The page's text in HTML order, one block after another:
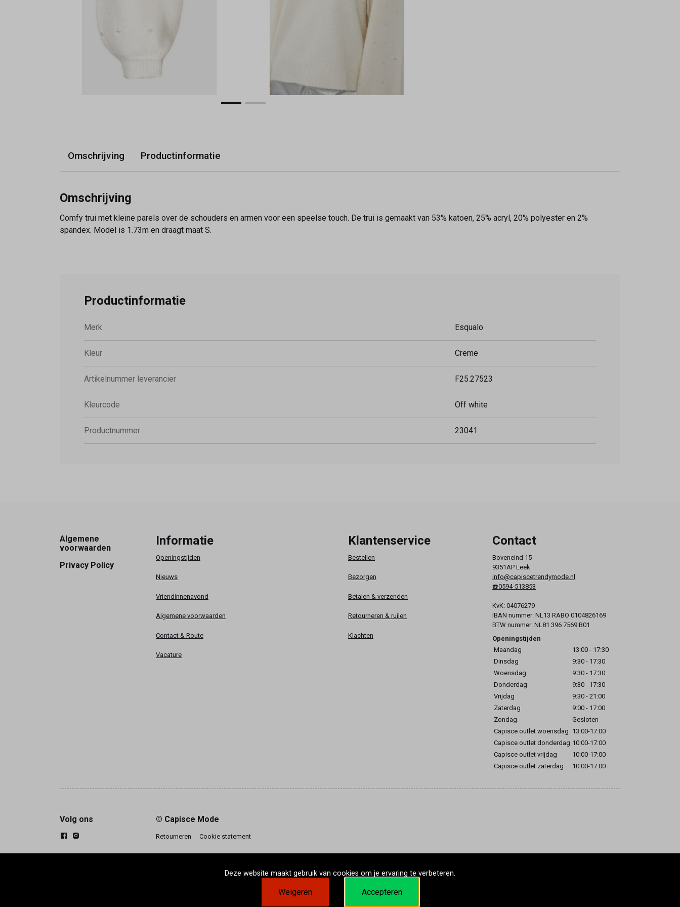
Omschrijving Productinformatie
Omschrijving
Comfy trui met kleine parels over de schouders en armen voor een speelse touch. De trui is gemaakt van 53% katoen, 25% acryl, 20% polyester en 2%
spandex. Model is 1.73m en draagt maat S.
Productinformatie
Merk Esqualo
Kleur Creme
Artikelnummer leverancier F25.27523
Kleurcode Off white
Productnummer 23041
Footer
Algemene
voorwaarden
Privacy Policy
Informatie
Openingstijden
Nieuws
Vriendinnenavond
Algemene voorwaarden
Contact & Route
Vacature
Klantenservice
Bestellen
Bezorgen
Betalen & verzenden
Retourneren & ruilen
Klachten
Contact
Boveneind 15
9351AP Leek
info@capiscetrendymode.nl
☎️0594-513853
KvK: 04076279
IBAN nummer: NL13 RABO 0104826169
BTW nummer: NL81 396 7569 B01
Openingstijden
Maandag
13:00 - 17:30
Dinsdag
9:30 - 17:30
Woensdag
9:30 - 17:30
Donderdag
9:30 - 17:30
Vrijdag
9:30 - 21:00
Zaterdag
9:00 - 17:00
Zondag
Gesloten
Capisce outlet woensdag 13:00-17:00
Capisce outlet donderdag 10:00-17:00
Capisce outlet vrijdag
10:00-17:00
Capisce outlet zaterdag
10:00-17:00
Volg ons © Capisce Mode
Retourneren Cookie statement
Deze website maakt gebruik van cookies om je ervaring te verbeteren.
Weigeren Accepteren